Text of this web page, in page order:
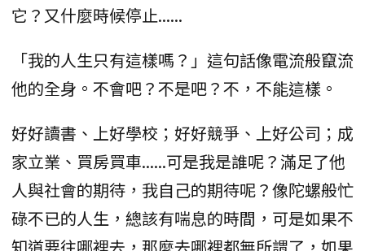
它？又什麼時候停止......
「我的人生只有這樣嗎？」這句話像電流般竄流
他的全身。不會吧？不是吧？不，不能這樣。
好好讀書、上好學校；好好競爭、上好公司；成
家立業、買房買車......可是我是誰呢？滿足了他
人與社會的期待，我自己的期待呢？像陀螺般忙
碌不已的人生，總該有喘息的時間，可是如果不